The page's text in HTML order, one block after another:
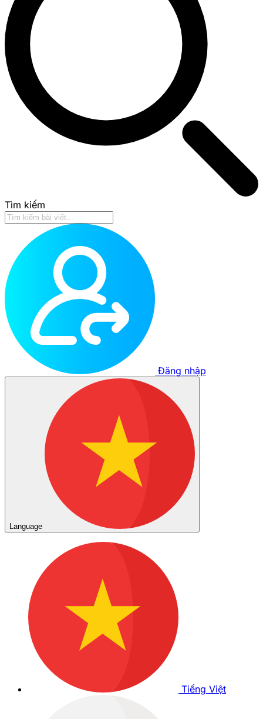
Tìm kiếm
Đăng nhập
Language
Tiếng Việt